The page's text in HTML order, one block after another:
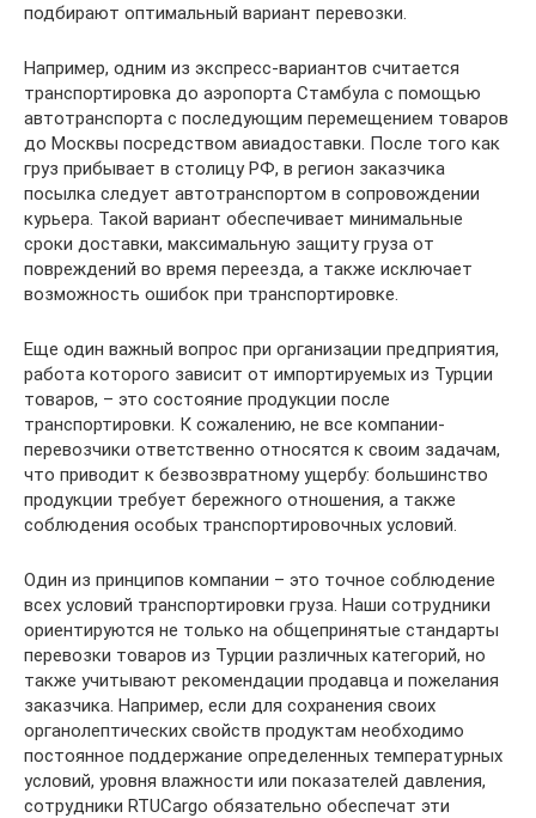
подбирают оптимальный вариант перевозки.
Например, одним из экспресс-вариантов считается
транспортировка до аэропорта Стамбула с помощью
автотранспорта с последующим перемещением товаров
до Москвы посредством авиадоставки. После того как
груз прибывает в столицу РФ, в регион заказчика
посылка следует автотранспортом в сопровождении
курьера. Такой вариант обеспечивает минимальные
сроки доставки, максимальную защиту груза от
повреждений во время переезда, а также исключает
возможность ошибок при транспортировке.
Еще один важный вопрос при организации предприятия,
работа которого зависит от импортируемых из Турции
товаров, – это состояние продукции после
транспортировки. К сожалению, не все компании-
перевозчики ответственно относятся к своим задачам,
что приводит к безвозвратному ущербу: большинство
продукции требует бережного отношения, а также
соблюдения особых транспортировочных условий.
Один из принципов компании – это точное соблюдение
всех условий транспортировки груза. Наши сотрудники
ориентируются не только на общепринятые стандарты
перевозки товаров из Турции различных категорий, но
также учитывают рекомендации продавца и пожелания
заказчика. Например, если для сохранения своих
органолептических свойств продуктам необходимо
постоянное поддержание определенных температурных
условий, уровня влажности или показателей давления,
сотрудники RTUCargo обязательно обеспечат эти